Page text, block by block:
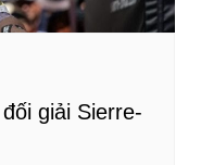
giải Sierre-